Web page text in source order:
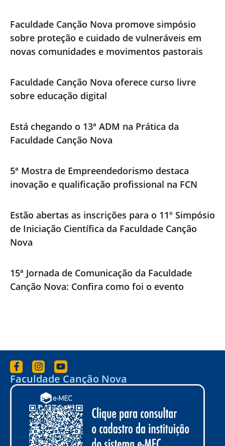
Faculdade Canção Nova promove simpósio
sobre proteção e cuidado de vulneráveis em
novas comunidades e movimentos pastorais
Faculdade Canção Nova oferece curso livre
sobre educação digital
Está chegando o 13ª ADM na Prática da
Faculdade Canção Nova
5ª Mostra de Empreendedorismo destaca
inovação e qualificação profissional na FCN
Estão abertas as inscrições para o 11º Simpósio
de Iniciação Científica da Faculdade Canção
Nova
15ª Jornada de Comunicação da Faculdade
Canção Nova: Confira como foi o evento
Faculdade Canção Nova